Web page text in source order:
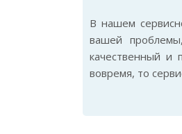
В нашем
вашей
качественный и
вовремя, то